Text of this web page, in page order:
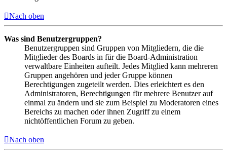
Nach oben
Was sind Benutzergruppen?
Benutzergruppen sind Gruppen von Mitgliedern, die die
Mitglieder des Boards in für die Board-Administration
verwaltbare Einheiten aufteilt. Jedes Mitglied kann mehreren
Gruppen angehören und jeder Gruppe können
Berechtigungen zugeteilt werden. Dies erleichtert es den
Administratoren, Berechtigungen für mehrere Benutzer auf
einmal zu ändern und sie zum Beispiel zu Moderatoren eines
Bereichs zu machen oder ihnen Zugriff zu einem
nichtöffentlichen Forum zu geben.
Nach oben